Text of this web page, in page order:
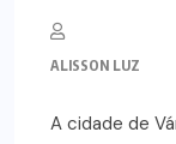
ALISSON LUZ
A cidade de